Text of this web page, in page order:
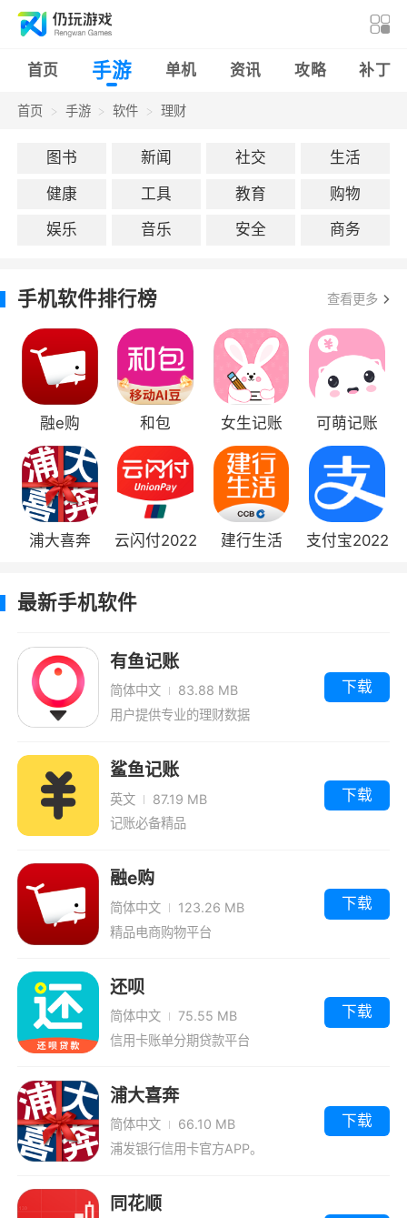
首页 手游 单机 资讯 攻略 补丁
首页 手游 软件 理财
图书 新闻 社交
生活
健康
工具 教育
购物
娱乐
音乐 安全 商务
手机软件排行榜 查看更多
融e购 和包 女生记账 可萌记账
浦大喜奔
云闪付2022
建行生活
支付宝2022
最新手机软件
有鱼记账
简体中文
83.88 MB
用户提供专业的理财数据
下载
鲨鱼记账
英文
87.19 MB
记账必备精品
下载
融e购
简体中文
123.26 MB
精品电商购物平台
下载
还呗
简体中文
75.55 MB
信用卡账单分期贷款平台
下载
浦大喜奔
简体中文
66.10 MB
浦发银行信用卡官方APP。
下载
同花顺